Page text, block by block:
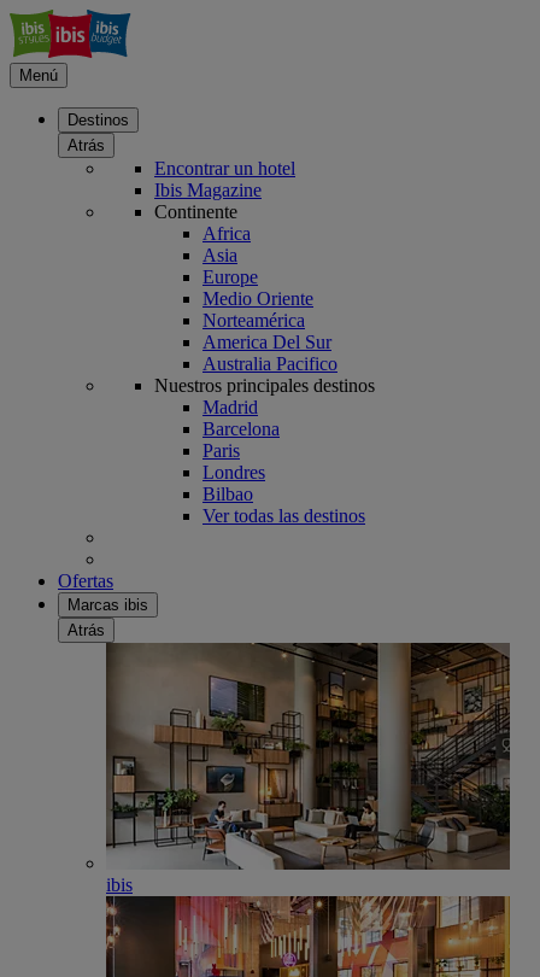
Menú
Destinos
Atrás
Encontrar un hotel
Ibis Magazine
Continente
Africa
Asia
Europe
Medio Oriente
Norteamérica
America Del Sur
Australia Pacifico
Nuestros principales destinos
Madrid
Barcelona
Paris
Londres
Bilbao
Ver todas las destinos
Ofertas
Marcas ibis
Atrás
ibis